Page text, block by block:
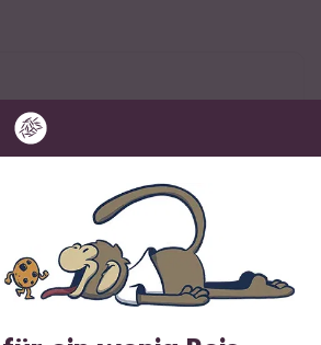
der Bewertungen
5.7 %